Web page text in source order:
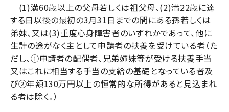
(1)満60歳以上の父母若しくは祖父母、(2)満22歳に達
する日以後の最初の3月31日までの間にある孫若しくは
弟妹、又は(3)重度心身障害者のいずれかであって、他に
生計の途がなく主として申請者の扶養を受けている者（た
だし、①申請者の配偶者、兄弟姉妹等が受ける扶養手当
又はこれに相当する手当の支給の基礎となっている者及
び②年額130万円以上の恒常的な所得があると見込まれ
る者は除く。）